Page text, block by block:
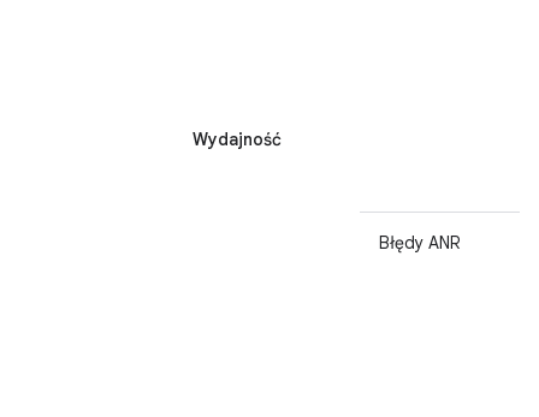
Wydajność
Błędy ANR